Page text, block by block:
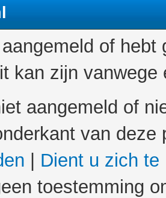
of
kan zijn
aangemeld of
van
Dient u zich te
toestemming